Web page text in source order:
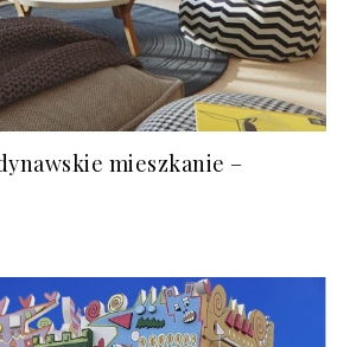
mieszkanie –